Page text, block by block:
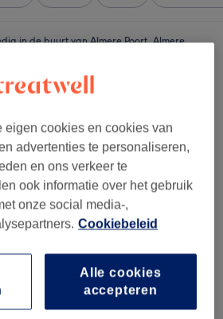
in de buurt van Almere Poort, Almere
reviews
eigen cookies en cookies van
advertenties te personaliseren,
en ons verkeer te
ook informatie over het gebruik
onze social media-,
Cookiebeleid
Alle cookies
accepteren